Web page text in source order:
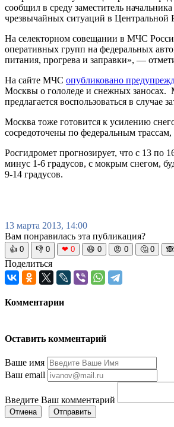
сообщил в среду заместитель
чрезвычайных ситуаций в Центральной
На селекторном совещании в МЧС
оперативных групп на федеральных
питания, прогрева и заправки», —
На сайте МЧС опубликовано
Москвы о гололеде и снежных заносах.
предлагается воспользоваться в случае
Москва тоже готовится к усилению
сосредоточены по федеральным
Росгидромет прогнозирует, что с 13 по
минус 1-6 градусов, с мокрым снегом,
9-14 градусов.
13 марта 2013, 14:00
Вам понравилась эта публикация?
👍 0 👎 0 ❤ 0 😆 0 😡 0 🤔 0 🙈
Поделиться
Комментарии
Оставить комментарий
Ваше имя
Ваш email
Введите Ваш комментарий
Отмена Отправить